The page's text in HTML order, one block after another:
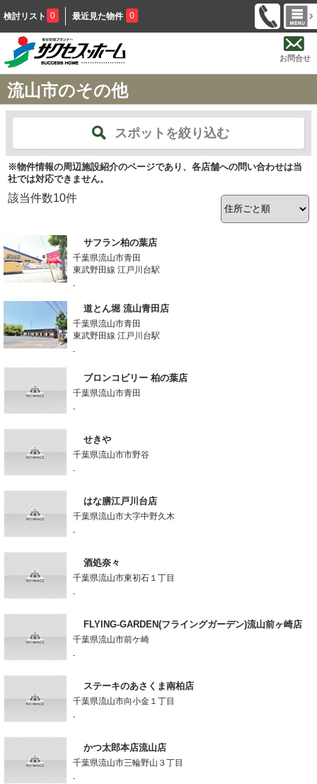
検討リスト 0 最近見た物件 0
お問合せ
流山市のその他
スポットを絞り込む
※物件情報の周辺施設紹介のページであり、各店舗への問い合わせは当
社では対応できません。
該当件数10件
サフラン柏の葉店
千葉県流山市青田
東武野田線 江戸川台駅
-
道とん堀 流山青田店
千葉県流山市青田
東武野田線 江戸川台駅
-
ブロンコビリー 柏の葉店
千葉県流山市青田
-
せきや
千葉県流山市市野谷
-
はな膳江戸川台店
千葉県流山市大字中野久木
-
酒処奈々
千葉県流山市東初石１丁目
-
FLYING-GARDEN(フライングガーデン)流山前ヶ崎店
千葉県流山市前ケ崎
-
ステーキのあさくま南柏店
千葉県流山市向小金１丁目
-
かつ太郎本店流山店
千葉県流山市三輪野山３丁目
-